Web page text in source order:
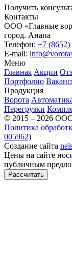
Получить
Контакты
ООО «Главные
город. Анапа
Телефон: +7 (8652)
E-mail:
Меню
Главная Акции
Портфолио
Продукция
Ворота
Перегрузки
© 2015 – 2026
Политика
005962)
Создание сайта
Цены на сайте
публичным
Рассчитать